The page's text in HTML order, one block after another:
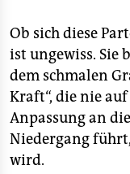
Ob sich diese
ist ungewiss. Sie
dem schmalen
Kraft“, die nie
Anpassung an
Niedergang
wird.